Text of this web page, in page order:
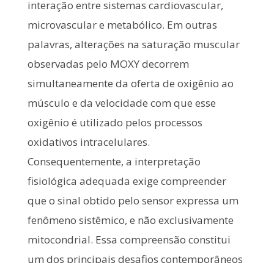
interação entre sistemas cardiovascular,
microvascular e metabólico. Em outras
palavras, alterações na saturação muscular
observadas pelo MOXY decorrem
simultaneamente da oferta de oxigênio ao
músculo e da velocidade com que esse
oxigênio é utilizado pelos processos
oxidativos intracelulares.
Consequentemente, a interpretação
fisiológica adequada exige compreender
que o sinal obtido pelo sensor expressa um
fenômeno sistêmico, e não exclusivamente
mitocondrial. Essa compreensão constitui
um dos principais desafios contemporâneos